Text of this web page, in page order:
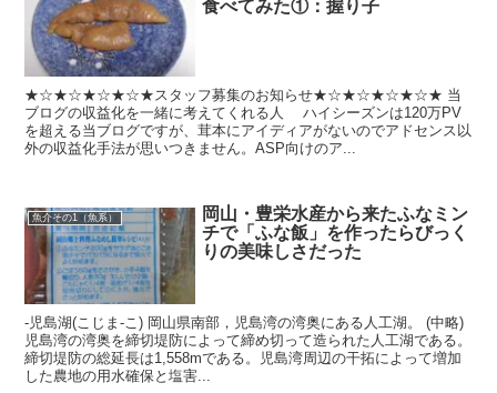
食べてみた①：握り子
★☆★☆★☆★☆★スタッフ募集のお知らせ★☆★☆★☆★☆★ 当
ブログの収益化を一緒に考えてくれる人 ハイシーズンは120万PV
を超える当ブログですが、茸本にアイディアがないのでアドセンス以
外の収益化手法が思いつきません。ASP向けのア...
魚介その1（魚系）
岡山・豊栄水産から来たふなミン
チで「ふな飯」を作ったらびっく
りの美味しさだった
-児島湖(こじま-こ) 岡山県南部，児島湾の湾奥にある人工湖。 (中略)
児島湾の湾奥を締切堤防によって締め切って造られた人工湖である。
締切堤防の総延長は1,558mである。児島湾周辺の干拓によって増加
した農地の用水確保と塩害...